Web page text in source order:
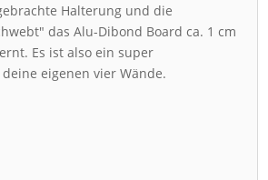
Halterung und die
das Alu-Dibond Board ca. 1 cm
Es ist also ein super
eigenen vier Wände.